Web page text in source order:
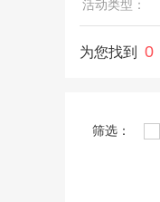
活动类型：
为您找到 0
筛选：